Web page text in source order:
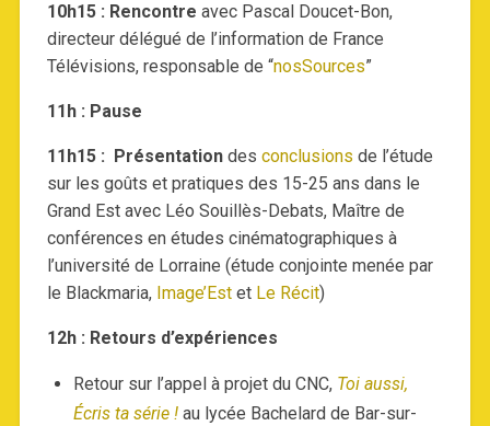
10h15 : Rencontre avec Pascal Doucet-Bon,
directeur délégué de l’information de France
Télévisions, responsable de “nosSources”
11h : Pause
11h15 : Présentationdes conclusions de l’étude
sur les goûts et pratiques des 15-25 ans dans le
Grand Est avec Léo Souillès-Debats, Maître de
conférences en études cinématographiques à
l’université de Lorraine (étude conjointe menée par
le Blackmaria, Image’Estet Le Récit)
12h : Retours d’expériences
Retour sur l’appel à projet du CNC, Toi aussi,
Écris ta série !au lycée Bachelard de Bar-sur-